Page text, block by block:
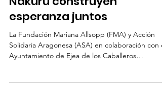
Ejea de los Caballeros y
Nakuru construyen
esperanza juntos
La Fundación Mariana Allsopp (FMA) y Acción